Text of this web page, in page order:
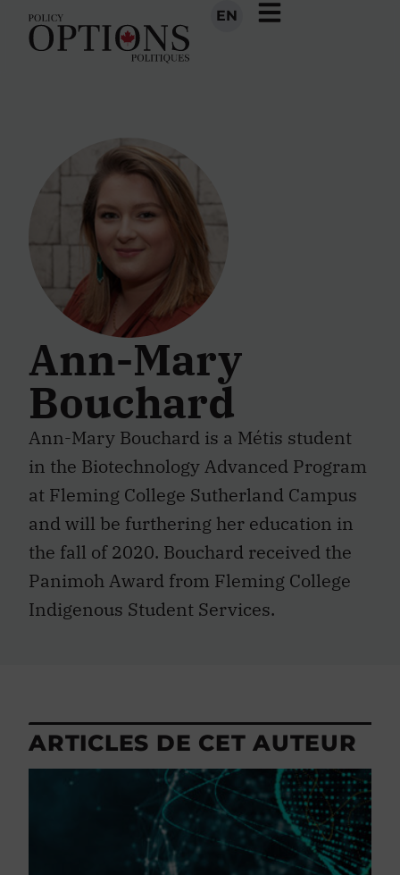
EN
Ann-Mary
Bouchard
Ann-Mary Bouchard is a Métis student
in the Biotechnology Advanced Program
at Fleming College Sutherland Campus
and will be furthering her education in
the fall of 2020. Bouchard received the
Panimoh Award from Fleming College
Indigenous Student Services.
ARTICLES DE CET AUTEUR